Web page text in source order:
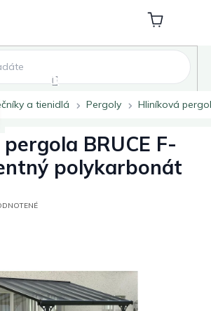
Nákupný
košík
a tienidlá Pergoly Hliníková
BRUCE F-
polykarbonát